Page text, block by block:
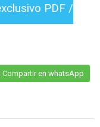
PDF /
Compartir en whatsApp